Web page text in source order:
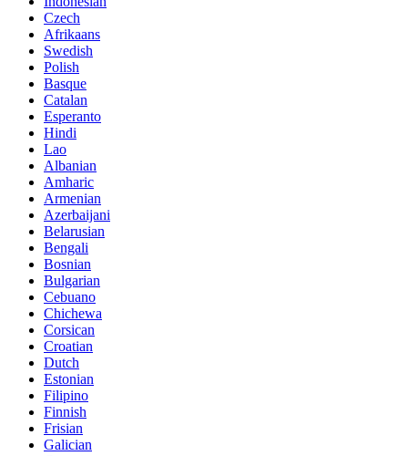
Czech
Afrikaans
Swedish
Polish
Basque
Catalan
Esperanto
Hindi
Lao
Albanian
Amharic
Armenian
Azerbaijani
Belarusian
Bengali
Bosnian
Bulgarian
Cebuano
Chichewa
Corsican
Croatian
Dutch
Estonian
Filipino
Finnish
Frisian
Galician